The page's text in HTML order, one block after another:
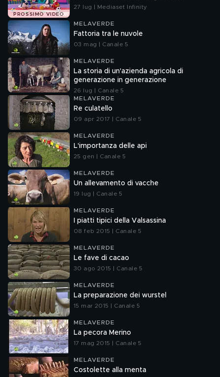
PROSSIMO VIDEO
27 lug | Mediaset Infinity
MELAVERDE
Fattoria tra le nuvole
03 mag | Canale 5
MELAVERDE
La storia di un'azienda agricola di
generazione in generazione
26 lug | Canale 5
MELAVERDE
Re culatello
09 apr 2017 | Canale 5
MELAVERDE
L'importanza delle api
25 gen | Canale 5
MELAVERDE
Un allevamento di vacche
19 lug | Canale 5
MELAVERDE
I piatti tipici della Valsassina
08 feb 2015 | Canale 5
MELAVERDE
Le fave di cacao
30 ago 2015 | Canale 5
MELAVERDE
La preparazione dei wurstel
15 mar 2015 | Canale 5
MELAVERDE
La pecora Merino
17 mag 2015 | Canale 5
MELAVERDE
Costolette alla menta